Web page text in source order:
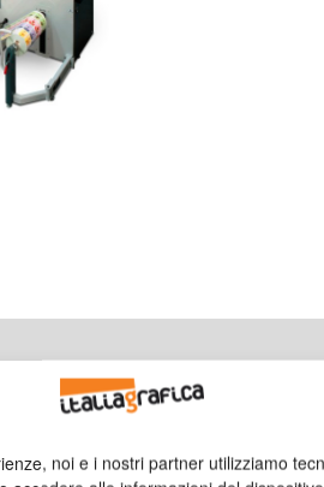
noi e i nostri partner utilizziamo